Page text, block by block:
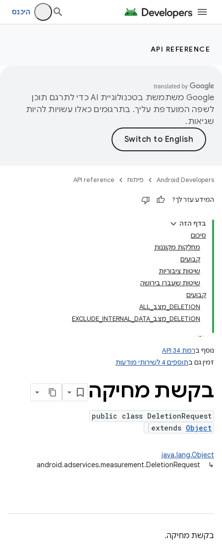
היכנס
API REFERENCE
‫Google משתמשת בטכנולוגיית AI כדי לתרגם תוכן
לשפה המועדפת עליך. בתרגומים כאלו עשויות להיות
שגיאות.
Android Developers פיתוח API reference
המידע עזר לך?
בדף הזה
סיכום
מחלקות מקוננות
קבועים
שיטות ציבוריות
שיטות שעברו בירושה
קבועים
DELETION_מצב_ALL
DELETION_מצב_EXCLUDE_INTERNAL_DATA
נוסף ברמת API 34
זמין גם בתוספים 4 לשירותי מודעות
בקשת מחיקה
public class DeletionRequest
extends Object
java.lang.Object
↳
android.adservices.measurement.DeletionRequest
בקשת מחיקה.